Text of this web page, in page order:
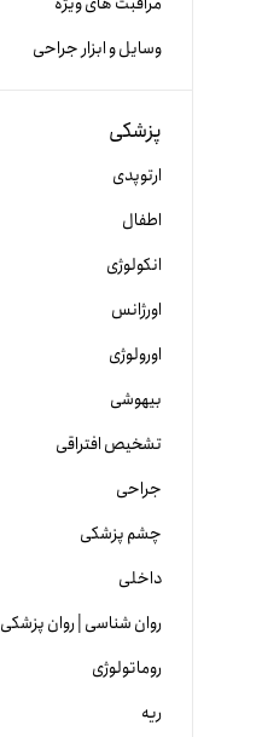
وسایل و ابزار جراحی
پزشکی
ارتوپدی
اطفال
انکولوژی
اورژانس
اورولوژی
بیهوشی
تشخیص افتراقی
جراحی
چشم پزشکی
داخلی
روان شناسی | روان پزشکی
روماتولوژی
ریه